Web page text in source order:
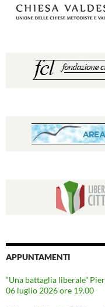
APPUNTAMENTI
“Una battaglia liberale”
06 luglio 2026 ore 19.00